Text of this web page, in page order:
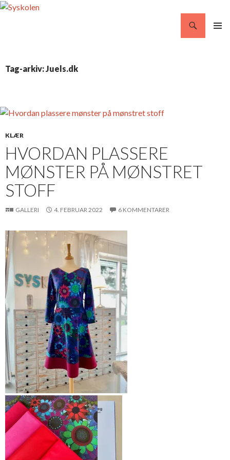
Tag-arkiv: Juels.dk
KLÆR
HVORDAN PLASSERE
MØNSTER PÅ MØNSTRET
STOFF
GALLERI 4. FEBRUAR 2022 6 KOMMENTARER
Denne V-halsen er ikke så dypt
utringet